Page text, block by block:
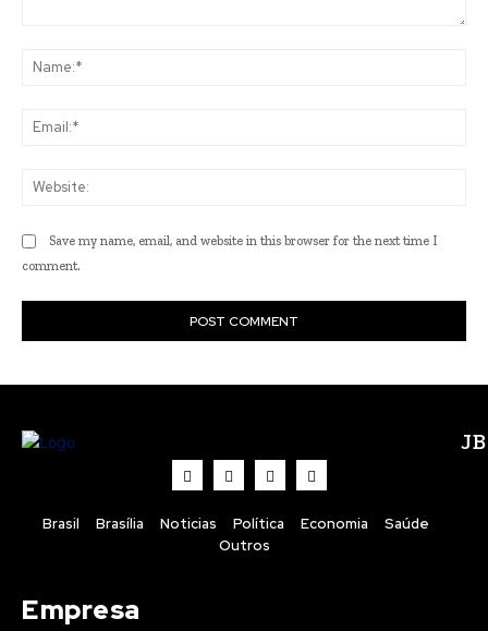
Save my name, email, and website in this browser for the next time I
comment.
Brasil Brasília Noticias Política Economia
Saúde
Outros
Empresa